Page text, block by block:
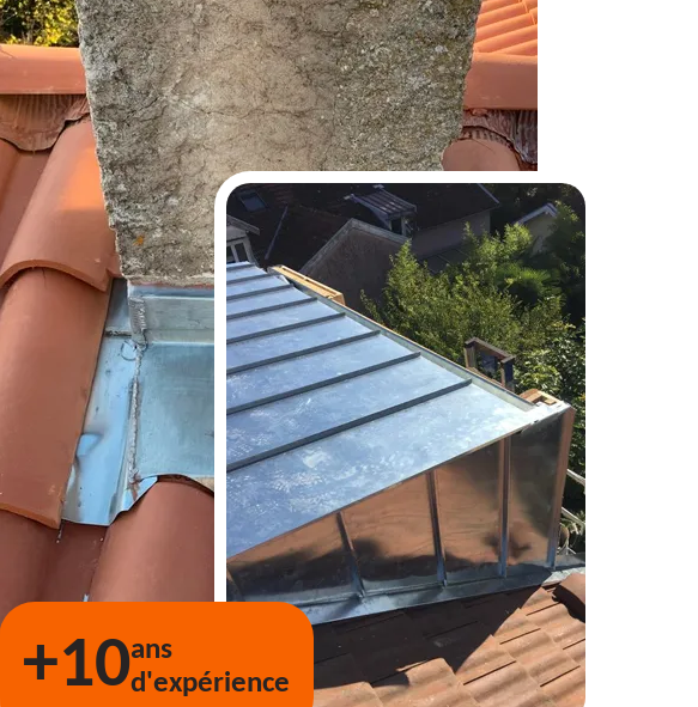
+10ans
d'expérience